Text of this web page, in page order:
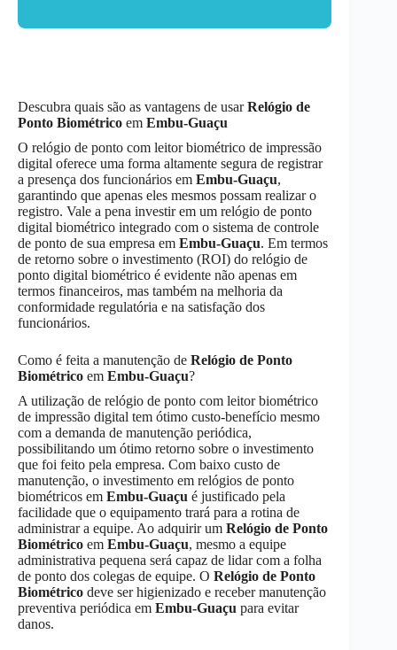
Descubra quais são as vantagens de usarRelógio de
Ponto Biométrico em Embu-Guaçu
O relógio de ponto com leitor biométrico de impressão
digital oferece uma forma altamente segura de registrar
a presença dos funcionários em Embu-Guaçu,
garantindo que apenas eles mesmos possam realizar o
registro. Vale a pena investir em um relógio de ponto
digital biométrico integrado com o sistema de controle
de ponto de sua empresa em Embu-Guaçu. Em termos
de retorno sobre o investimento (ROI) do relógio de
ponto digital biométrico é evidente não apenas em
termos financeiros, mas também na melhoria da
conformidade regulatória e na satisfação dos
funcionários.
Como é feita a manutenção de Relógio de Ponto
Biométrico em Embu-Guaçu?
A utilização de relógio de ponto com leitor biométrico
de impressão digital tem ótimo custo-benefício mesmo
com a demanda de manutenção periódica,
possibilitando um ótimo retorno sobre o investimento
que foi feito pela empresa. Com baixo custo de
manutenção, o investimento em relógios de ponto
biométricos em Embu-Guaçu é justificado pela
facilidade que o equipamento trará para a rotina de
administrar a equipe. Ao adquirir um Relógio de Ponto
Biométrico em Embu-Guaçu, mesmo a equipe
administrativa pequena será capaz de lidar com a folha
de ponto dos colegas de equipe. O Relógio de Ponto
Biométrico deve ser higienizado e receber manutenção
preventiva periódica em Embu-Guaçu para evitar
danos.